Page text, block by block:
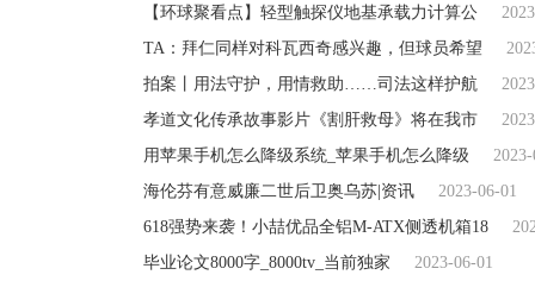
【环球聚看点】轻型触探仪地基承载力计算公
TA：拜仁同样对科瓦西奇感兴趣，但球员希望
拍案丨用法守护，用情救助……司法这样护航
孝道文化传承故事影片《割肝救母》将在我市
用苹果手机怎么降级系统_苹果手机怎么降级
海伦芬有意威廉二世后卫奥乌苏|资讯
2023-06-01
618强势来袭！小喆优品全铝M-ATX侧透机箱18
毕业论文8000字_8000tv_当前独家
2023-06-01